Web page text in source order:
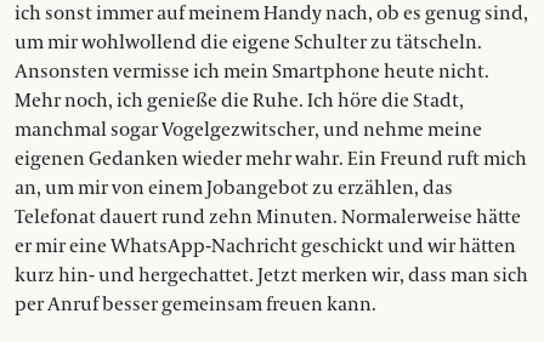
ich sonst immer auf meinem Handy nach, ob es genug sind,
um mir wohlwollend die eigene Schulter zu tätscheln.
Ansonsten vermisse ich mein Smartphone heute nicht.
Mehr noch, ich genieße die Ruhe. Ich höre die Stadt,
manchmal sogar Vogelgezwitscher, und nehme meine
eigenen Gedanken wieder mehr wahr. Ein Freund ruft mich
an, um mir von einem Jobangebot zu erzählen, das
Telefonat dauert rund zehn Minuten. Normalerweise hätte
er mir eine WhatsApp-Nachricht geschickt und wir hätten
kurz hin- und hergechattet. Jetzt merken wir, dass man sich
per Anruf besser gemeinsam freuen kann.